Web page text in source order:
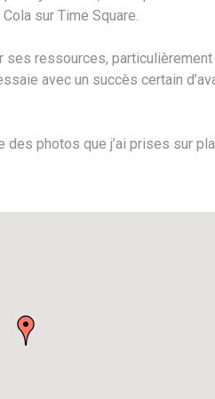
sur Time Square.
ses ressources,
avec un succès certain
des photos que j’ai prises sur